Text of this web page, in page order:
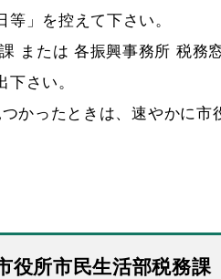
」を控えて下さい。
または 各振興事務所 税務
さい。
かったときは、速やかに市
役所市民生活部税務課